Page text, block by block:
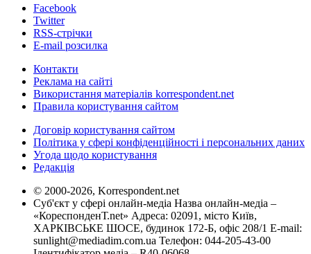
Facebook
Twitter
RSS-стрічки
E-mail розсилка
Контакти
Реклама на сайті
Використання матеріалів korrespondent.net
Правила користування сайтом
Договір користування сайтом
Політика у сфері конфіденційності і персональних даних
Угода щодо користування
Редакція
© 2000-2026, Korrespondent.net
Суб'єкт у сфері онлайн-медіа Назва онлайн-медіа –
«КореспонденТ.net» Адреса: 02091, місто Київ,
ХАРКІВСЬКЕ ШОСЕ, будинок 172-Б, офіс 208/1 E-mail:
sunlight@mediadim.com.ua Телефон: 044-205-43-00